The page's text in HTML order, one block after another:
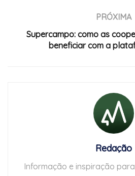
PRÓXIMA
Supercampo: como as
beneficiar com a
Redação
Informação e inspiração